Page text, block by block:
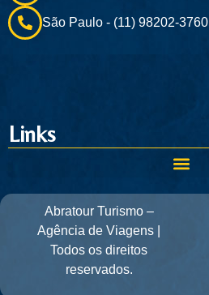
São Paulo - (11) 98202-3760
Links
Abratour Turismo –
Agência de Viagens |
Todos os direitos
reservados.